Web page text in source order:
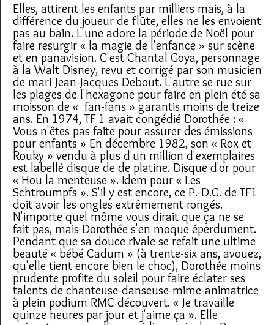
Elles, attirent les enfants par milliers mais, à la
différence du joueur de flûte, elles ne les envoient
pas au bain. L'une adore la période de Noël pour
faire resurgir « la magie de l'enfance » sur scène
et en panavision. C'est Chantal Goya, personnage
à la Walt Disney, revu et corrigé par son musicien
de mari Jean-Jacques Debout. L'autre se rue sur
les plages de l'hexagone pour faire en plein été sa
moisson de « fan-fans » garantis moins de treize
ans. En 1974, TF 1 avait congédié Dorothée : «
Vous n'êtes pas faite pour assurer des émissions
pour enfants » En décembre 1982, son « Rox et
Rouky » vendu à plus d'un million d'exemplaires
est labellé disque de de platine. Disque d'or pour
« Hou la menteuse ». Idem pour « Les
Schtroumpfs ». S'il y est encore, ce P.-D.G. de TF1
doit avoir les ongles extrêmement rongés.
N'importe quel môme vous dirait que ça ne se
fait pas, mais Dorothée s'en moque éperdument.
Pendant que sa douce rivale se refait une ultime
beauté « bébé Cadum » (à trente-six ans, avouez,
qu'elle tient encore bien le choc), Dorothée moins
prudente profite du soleil pour faire éclater ses
talents de chanteuse-danseuse-mime-animatrice
à plein podium RMC découvert. « Je travaille
quinze heures par jour et j'aime ça ». Elle